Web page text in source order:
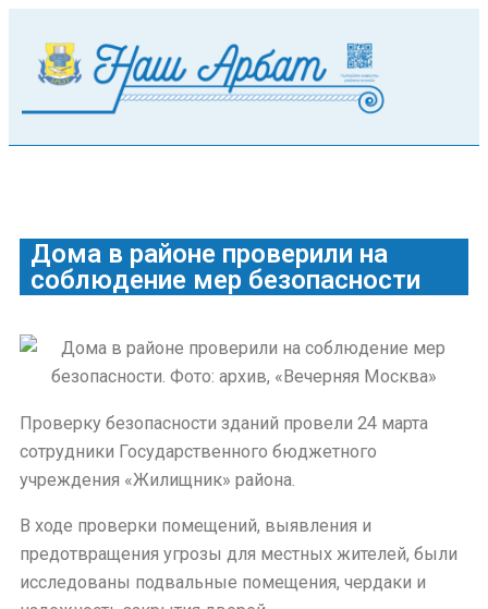
Дома в районе проверили на
соблюдение мер безопасности
Проверку безопасности зданий провели 24 марта
сотрудники Государственного бюджетного
учреждения «Жилищник» района.
В ходе проверки помещений, выявления и
предотвращения угрозы для местных жителей, были
исследованы подвальные помещения, чердаки и